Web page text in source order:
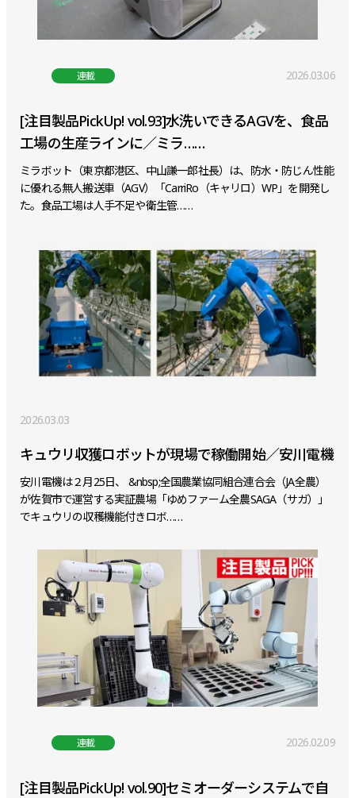
連載 2026.03.06
[注目製品PickUp! vol.93]水洗いできるAGVを、食品
工場の生産ラインに／ミラ……
ミラボット（東京都港区、中山謙一郎社長）は、防水・防じん性能
に優れる無人搬送車（AGV）「CarriRo（キャリロ）WP」を開発し
た。食品工場は人手不足や衛生管……
2026.03.03
キュウリ収獲ロボットが現場で稼働開始／安川電機
安川電機は２月25日、 &nbsp;全国農業協同組合連合会（JA全農）
が佐賀市で運営する実証農場「ゆめファーム全農SAGA（サガ）」
でキュウリの収穫機能付きロボ……
連載 2026.02.09
[注目製品PickUp! vol.90]セミオーダーシステムで自